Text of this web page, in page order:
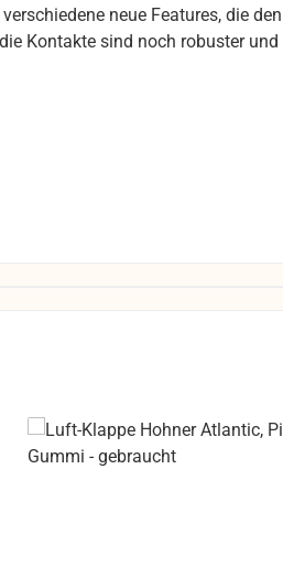
neue Features, die
Kontakte sind noch robuster